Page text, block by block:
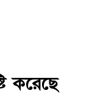
করেছে